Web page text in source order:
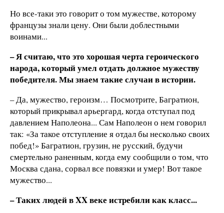
Но все-таки это говорит о том мужестве, которому
французы знали цену. Они были доблестными
воинами...
– Я считаю, что это хорошая черта героического
народа, который умел отдать должное мужеству
победителя. Мы знаем такие случаи в истории.
– Да, мужество, героизм… Посмотрите, Багратион,
который прикрывал арьергард, когда отступал под
давлением Наполеона... Сам Наполеон о нем говорил
так: «За такое отступление я отдал бы несколько своих
побед!» Багратион, грузин, не русский, будучи
смертельно раненным, когда ему сообщили о том, что
Москва сдана, сорвал все повязки и умер! Вот такое
мужество...
– Таких людей в XX веке истребили как класс...